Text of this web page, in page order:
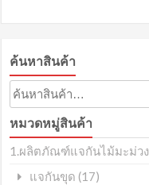
ค้นหาสินค้า
ค้นหา:
หมวดหมู่สินค้า
1.ผลิตภัณฑ์แจกันไม้มะม่วง
แจกันขุด (17)